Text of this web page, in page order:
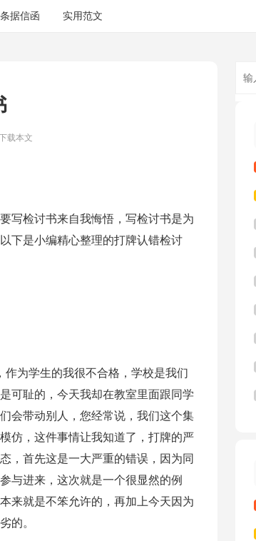
条据信函 实用范文
载本文
写检讨书来自我悔悟，写检讨书是为
下是小编精心整理的打牌认错检讨
为学生的我很不合格，学校是我们
可耻的，今天我却在教室里面跟同学
会带动别人，您经常说，我们这个集
仿，这件事情让我知道了，打牌的严
，首先这是一大严重的错误，因为同
与进来，这次就是一个很显然的例
来就是不笨允许的，再加上今天因为
的。